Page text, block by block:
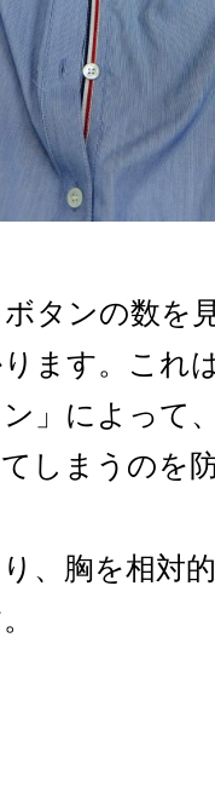
タンの数を
ます。これ
」によって
しまうのを
、胸を相対